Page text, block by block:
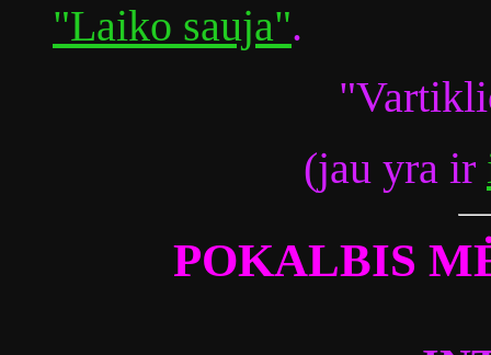
"Laiko sauja".
(jau yra ir
POKALBIS